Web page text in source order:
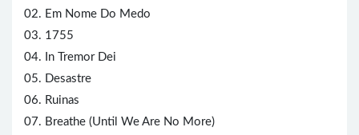
02. Em Nome Do Medo
03. 1755
04. In Tremor Dei
05. Desastre
06. Ruinas
07. Breathe (Until We Are No More)